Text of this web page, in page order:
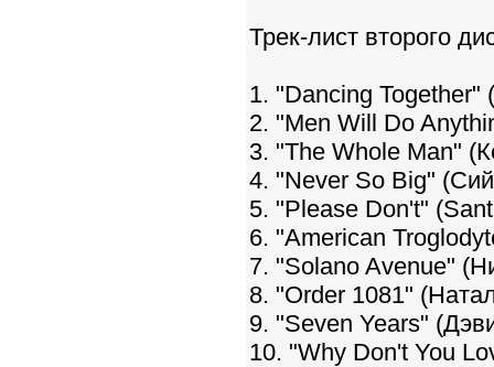
Трек-лист второго
1. "Dancing
2. "Men Will Do
3. "The Whole Man"
4. "Never So Big"
5. "Please Don't"
6. "American
7. "Solano Avenue"
8. "Order 1081"
9. "Seven Years"
10. "Why Don't You